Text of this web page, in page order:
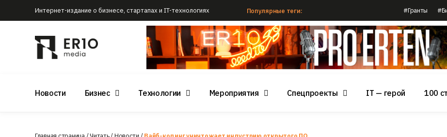
Интернет-издание о бизнесе, стартапах и IT-технологиях Популярные теги: #Гранты
Новости Бизнес Технологии Мероприятия Спецпроекты IT — герой 100